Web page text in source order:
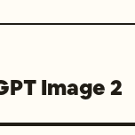
Image 2